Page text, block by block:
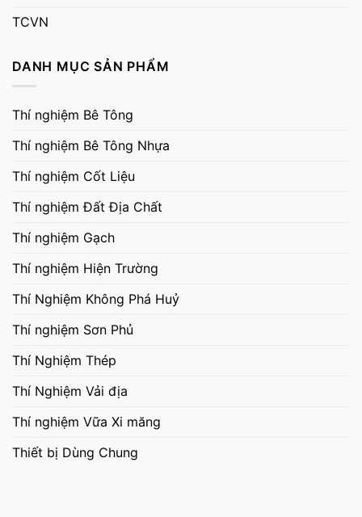
TCVN
DANH MỤC SẢN PHẨM
Thí nghiệm Bê Tông
Thí nghiệm Bê Tông Nhựa
Thí nghiệm Cốt Liệu
Thí nghiệm Đất Địa Chất
Thí nghiệm Gạch
Thí nghiệm Hiện Trường
Thí Nghiệm Không Phá Huỷ
Thí nghiệm Sơn Phủ
Thí Nghiệm Thép
Thí Nghiệm Vải địa
Thí nghiệm Vữa Xi măng
Thiết bị Dùng Chung